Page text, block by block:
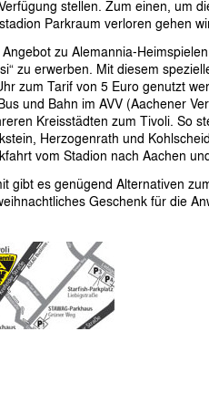
stellen. Zum einen, um
Parkraum verloren gehen
Angebot zu Alemannia-
zu erwerben. Mit diesem
zum Tarif von 5 Euro genutzt
und Bahn im AVV (Aachener
Kreisstädten zum Tivoli. So
Herzogenrath und
vom Stadion nach Aachen
gibt es genügend Alternativen
Geschenk für die